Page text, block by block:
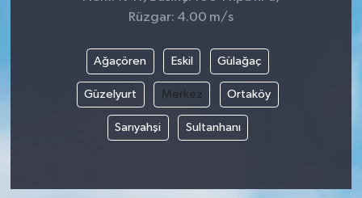
Rüzgar: 4.00 m/s
Ağaçören Eskil Gülağaç
Güzelyurt Merkez Ortaköy
Sarıyahşi Sultanhanı